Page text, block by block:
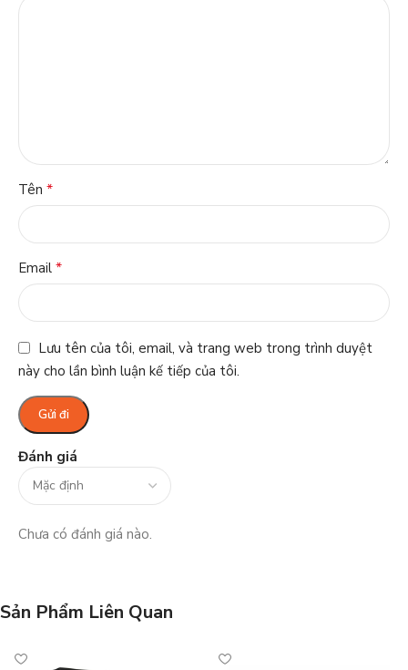
Đánh giá
Chưa có đánh giá nào.
Tên *
Email *
Lưu tên của tôi, email, và trang web trong trình duyệt
này cho lần bình luận kế tiếp của tôi.
Sản Phẩm Liên Quan